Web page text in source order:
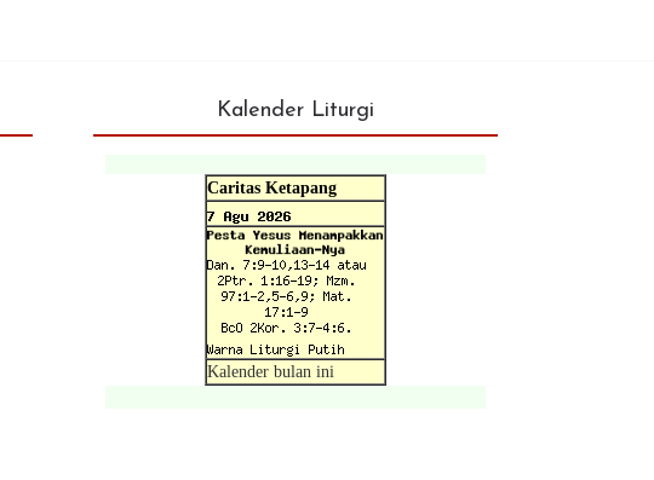
Kalender Liturgi
Caritas Ketapang
Kalender bulan ini